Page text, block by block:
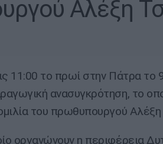
Αλέξη
11:00 το πρωί στην Πάτρα το
ανασυγκρότηση, το
του πρωθυπουργού
οργανώνουν η περιφέρεια